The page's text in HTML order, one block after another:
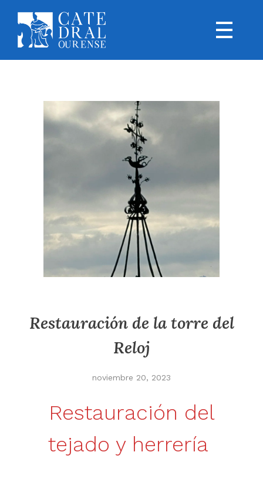
Restauración de la torre del
Reloj
noviembre 20, 2023
Restauración del
tejado y herrería